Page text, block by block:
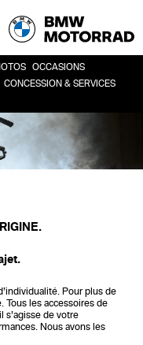
SPORT
ADVENTURE
OCCASIONS
CONCESSION & SERVICES
LA CONCESSION
DEMANDE DE RDV ATELIER
Pour plus de
Tous les accessoires de
s’agisse de votre
Nous avons les